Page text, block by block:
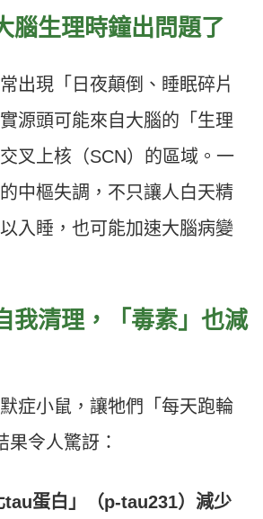
腦生理時鐘出問題了
出現「日夜顛倒、睡眠碎片
源頭可能來自大腦的「生理
叉上核（SCN）的區域。一
中樞失調，不只讓人白天精
入睡，也可能加速大腦病變
我清理，「毒素」也減
症小鼠，讓牠們「每天跑輪
果令人驚訝：
tau蛋白」（p-tau231）減少